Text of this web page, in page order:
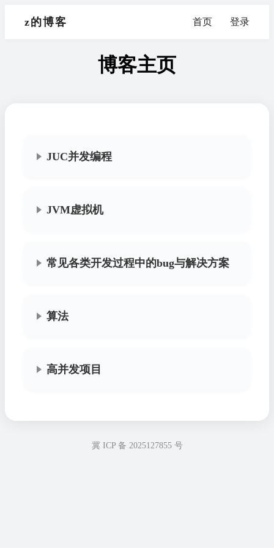
z的博客 首页 登录
博客主页
JUC并发编程
JVM虚拟机
常见各类开发过程中的bug与解决方案
算法
高并发项目
冀 ICP 备 2025127855 号